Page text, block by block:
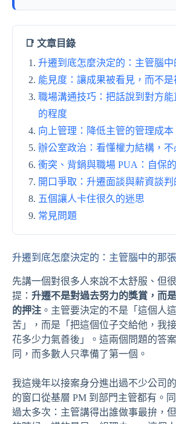
📑 文章目錄
升遷到底怎麼決定的：主管腦中
能見度：讓成果被看見，而不是
職場溝通技巧：把話說到對方能
的程度
向上管理：降低主管的管理成本
辦公室政治：看懂權力結構，不
衝突、背鍋與職場 PUA：自保
開口爭取：升遷面談與薪資談判
五個讓人卡住很久的迷思
常見問題
升遷到底怎麼決定的：主管腦中的那
先講一個對很多人來說不太舒服、但
提： 升遷不是對過去努力的獎賞，而
的押注 。主管要決定的不是「這個人
苦」，而是「把這個位子交給他，我
花多少力氣善後」。這兩個問題的答
同，而多數人只準備了第一個。
我這幾年以接案身分進出過不少公司
的窗口從基層 PM 到部門主管都有。
過太多次：主管講得出誰做事最拚，